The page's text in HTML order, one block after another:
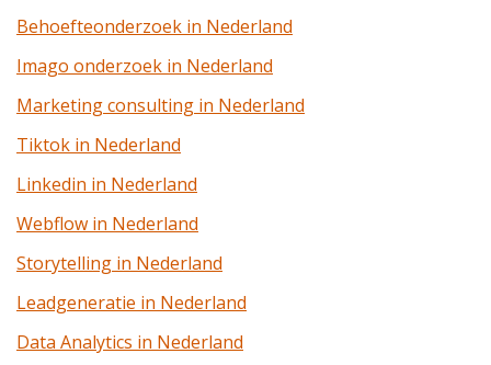
Behoefteonderzoek in Nederland
Imago onderzoek in Nederland
Marketing consulting in Nederland
Tiktok in Nederland
Linkedin in Nederland
Webflow in Nederland
Storytelling in Nederland
Leadgeneratie in Nederland
Data Analytics in Nederland